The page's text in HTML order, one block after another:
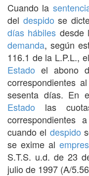
Cuando la
del despido se
días hábiles desde
demanda, según
116.1 de la L.P.L.,
Estado el abono
correspondientes
sesenta días. En
Estado las
correspondientes
cuando el despido
se exime al
S.T.S. u.d. de 23
julio de 1997 (A/